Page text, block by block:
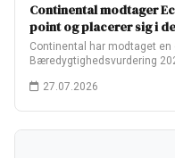
Continental modtager
point og placerer sig i
Continental har modtaget
Bæredygtighedsvurdering
27.07.2026